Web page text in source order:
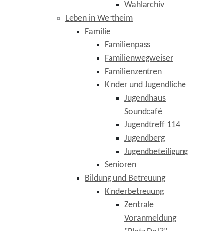
Wahlarchiv
Leben in Wertheim
Familie
Familienpass
Familienwegweiser
Familienzentren
Kinder und Jugendliche
Jugendhaus
Soundcafé
Jugendtreff 114
Jugendberg
Jugendbeteiligung
Senioren
Bildung und Betreuung
Kinderbetreuung
Zentrale
Voranmeldung